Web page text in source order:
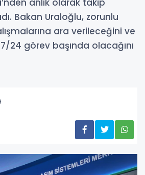
anlık olarak takip
Bakan Uraloğlu, zorunlu
ara verileceğini ve
24 görev başında olacağını